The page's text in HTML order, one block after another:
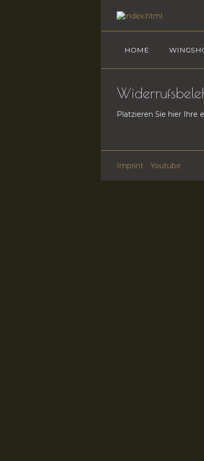
HOME
Platzieren Sie hier Ihre
Imprint Youtube